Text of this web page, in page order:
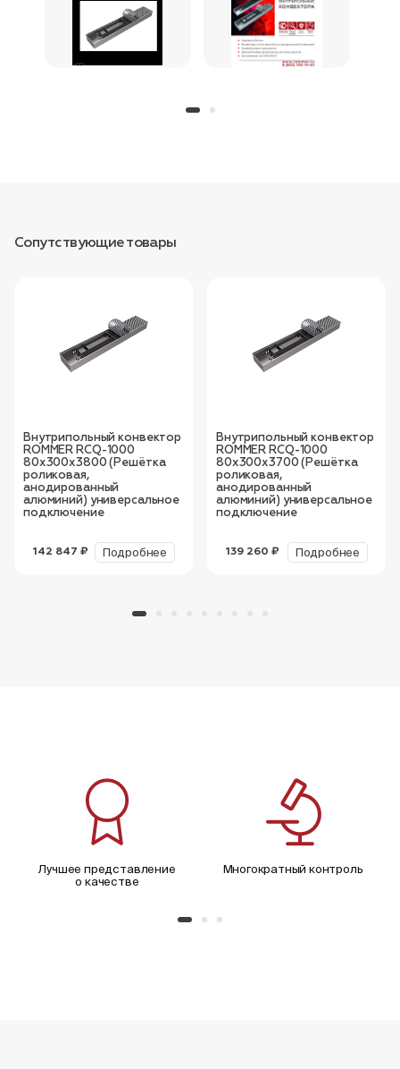
Сопутствующие товары
Внутрипольный конвектор
ROMMER RCQ-1000
80х300х3800 (Решётка
роликовая,
анодированный
алюминий) универсальное
подключение
142 847 ₽ Подробнее
Внутрипольный конвектор
ROMMER RCQ-1000
80х300х3700 (Решётка
роликовая,
анодированный
алюминий) универсальное
подключение
139 260 ₽ Подробнее
Лучшее представление
о качестве
Многократный контроль